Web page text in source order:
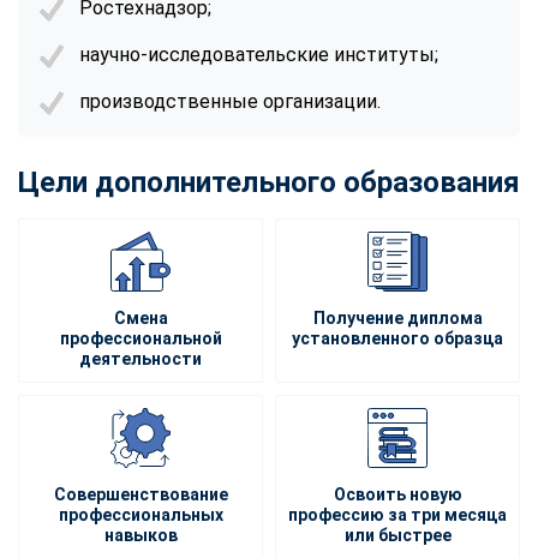
Ростехнадзор;
научно-исследовательские институты;
производственные организации.
Цели дополнительного образования
Смена
профессиональной
деятельности
Получение диплома
установленного образца
Совершенствование
профессиональных
навыков
Освоить новую
профессию за три месяца
или быстрее